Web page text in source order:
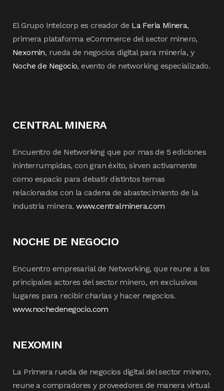
El Grupo Intelcorp es creador de La Feria Minera,
primera plataforma eCommerce del sector minero,
Nexomin, rueda de negocios digital para minería, y
Noche de Negocio, evento de networking especializado.
CENTRAL MINERA
Encuentro de Networking que por mas de 5 ediciones
ininterrumpidas, con gran éxito, sirven activamente
como espacio para debatir distintos temas
relacionados con la cadena de abastecimiento de la
industria minera.www.centralminera.com
NOCHE DE NEGOCIO
Encuentro empresarial de Networking, que reune a los
principales actores del sector minero, en exclusivos
lugares para recibir charlas y hacer negocios.
www.nochedenegocio.com
NEXOMIN
La Primera rueda de negocios digital del sector minero,
reune a compradores y proveedores de manera virtual